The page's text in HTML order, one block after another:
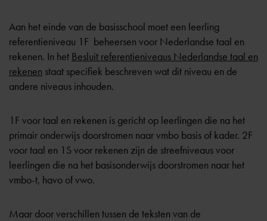
Aan het einde van de basisschool moet een leerling
referentieniveau 1F beheersen voor Nederlandse taal en
rekenen. In het Besluit referentieniveaus Nederlandse taal en
rekenen staat specifiek beschreven wat dit niveau en de
andere niveaus inhouden.
1F voor taal en rekenen is gericht op leerlingen die na het
primair onderwijs doorstromen naar vmbo basis of kader. 2F
voor taal en 1S voor rekenen zijn de streefniveaus voor
leerlingen die na het basisonderwijs doorstromen naar het
vmbo-t, havo of vwo.
Maar door verschillen tussen de teksten van de